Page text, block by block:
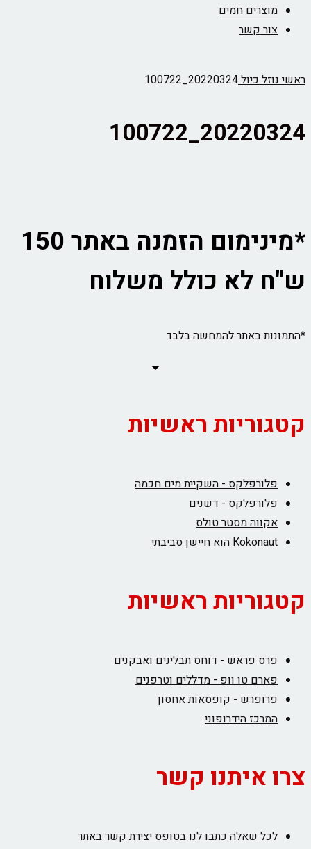
מוצרים חמים
צור קשר
ראשינוזל כיול20220324_100722
20220324_100722
*מינימום הזמנה באתר 150
ש"ח לא כולל משלוח
*התמונות באתר להמחשה בלבד
קטגוריות ראשיות
פלורפלקס - השקיית מים חכמה
פלורפלקס - דשנים
אקווה מסטר טולס
Kokonaut הוא חיישן סביבתי
קטגוריות ראשיות
פרס פראש - דוחס תבלינים ואבקנים
פארם טו וופ - מדללים וטרפנים
פרופרש - קופסאות אחסון
המרכז הידרופוני
צרו איתנו קשר
לכל שאלה כתבו לנו בטופס יצירת קשר באתר